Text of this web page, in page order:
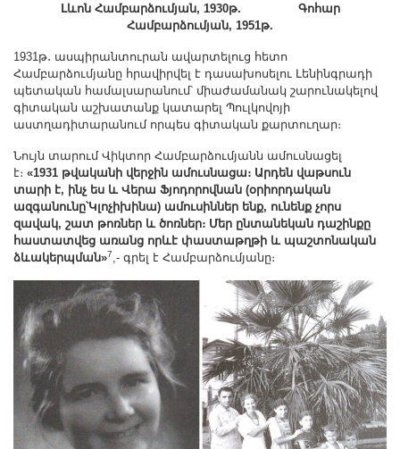
Լևոն Համբարձումյան, 1930թ. Գոհար
Համբարձումյան, 1951թ.
1931թ․ ասպիրանտուրան ավարտելուց հետո
Համբարձումյանը հրավիրվել է դասախոսելու Լենինգրադի
պետական համալսարանում՝ միաժամանակ շարունակելով
գիտական աշխատանք կատարել Պուլկովոյի
աստղադիտարանում որպես գիտական քարտուղար։
Նույն տարում Վիկտոր Համբարձումյանն ամուսնացել
է։ «1931 թվականի վերջին ամուսնացա։ Արդեն վաթսուն
տարի է, ինչ ես և Վերա Ֆյոդորովնան (օրիորդական
ազգանունը՝Կլոչիխինա) ամուսիններ ենք, ունենք չորս
զավակ, շատ թոռներ և ծոռներ։ Մեր ընտանեկան դաշինքը
հաստատվեց առանց որևէ փաստաթղթի և պաշտոնական
ձևակերպման»7 ,- գրել է Համբարձումյանը։